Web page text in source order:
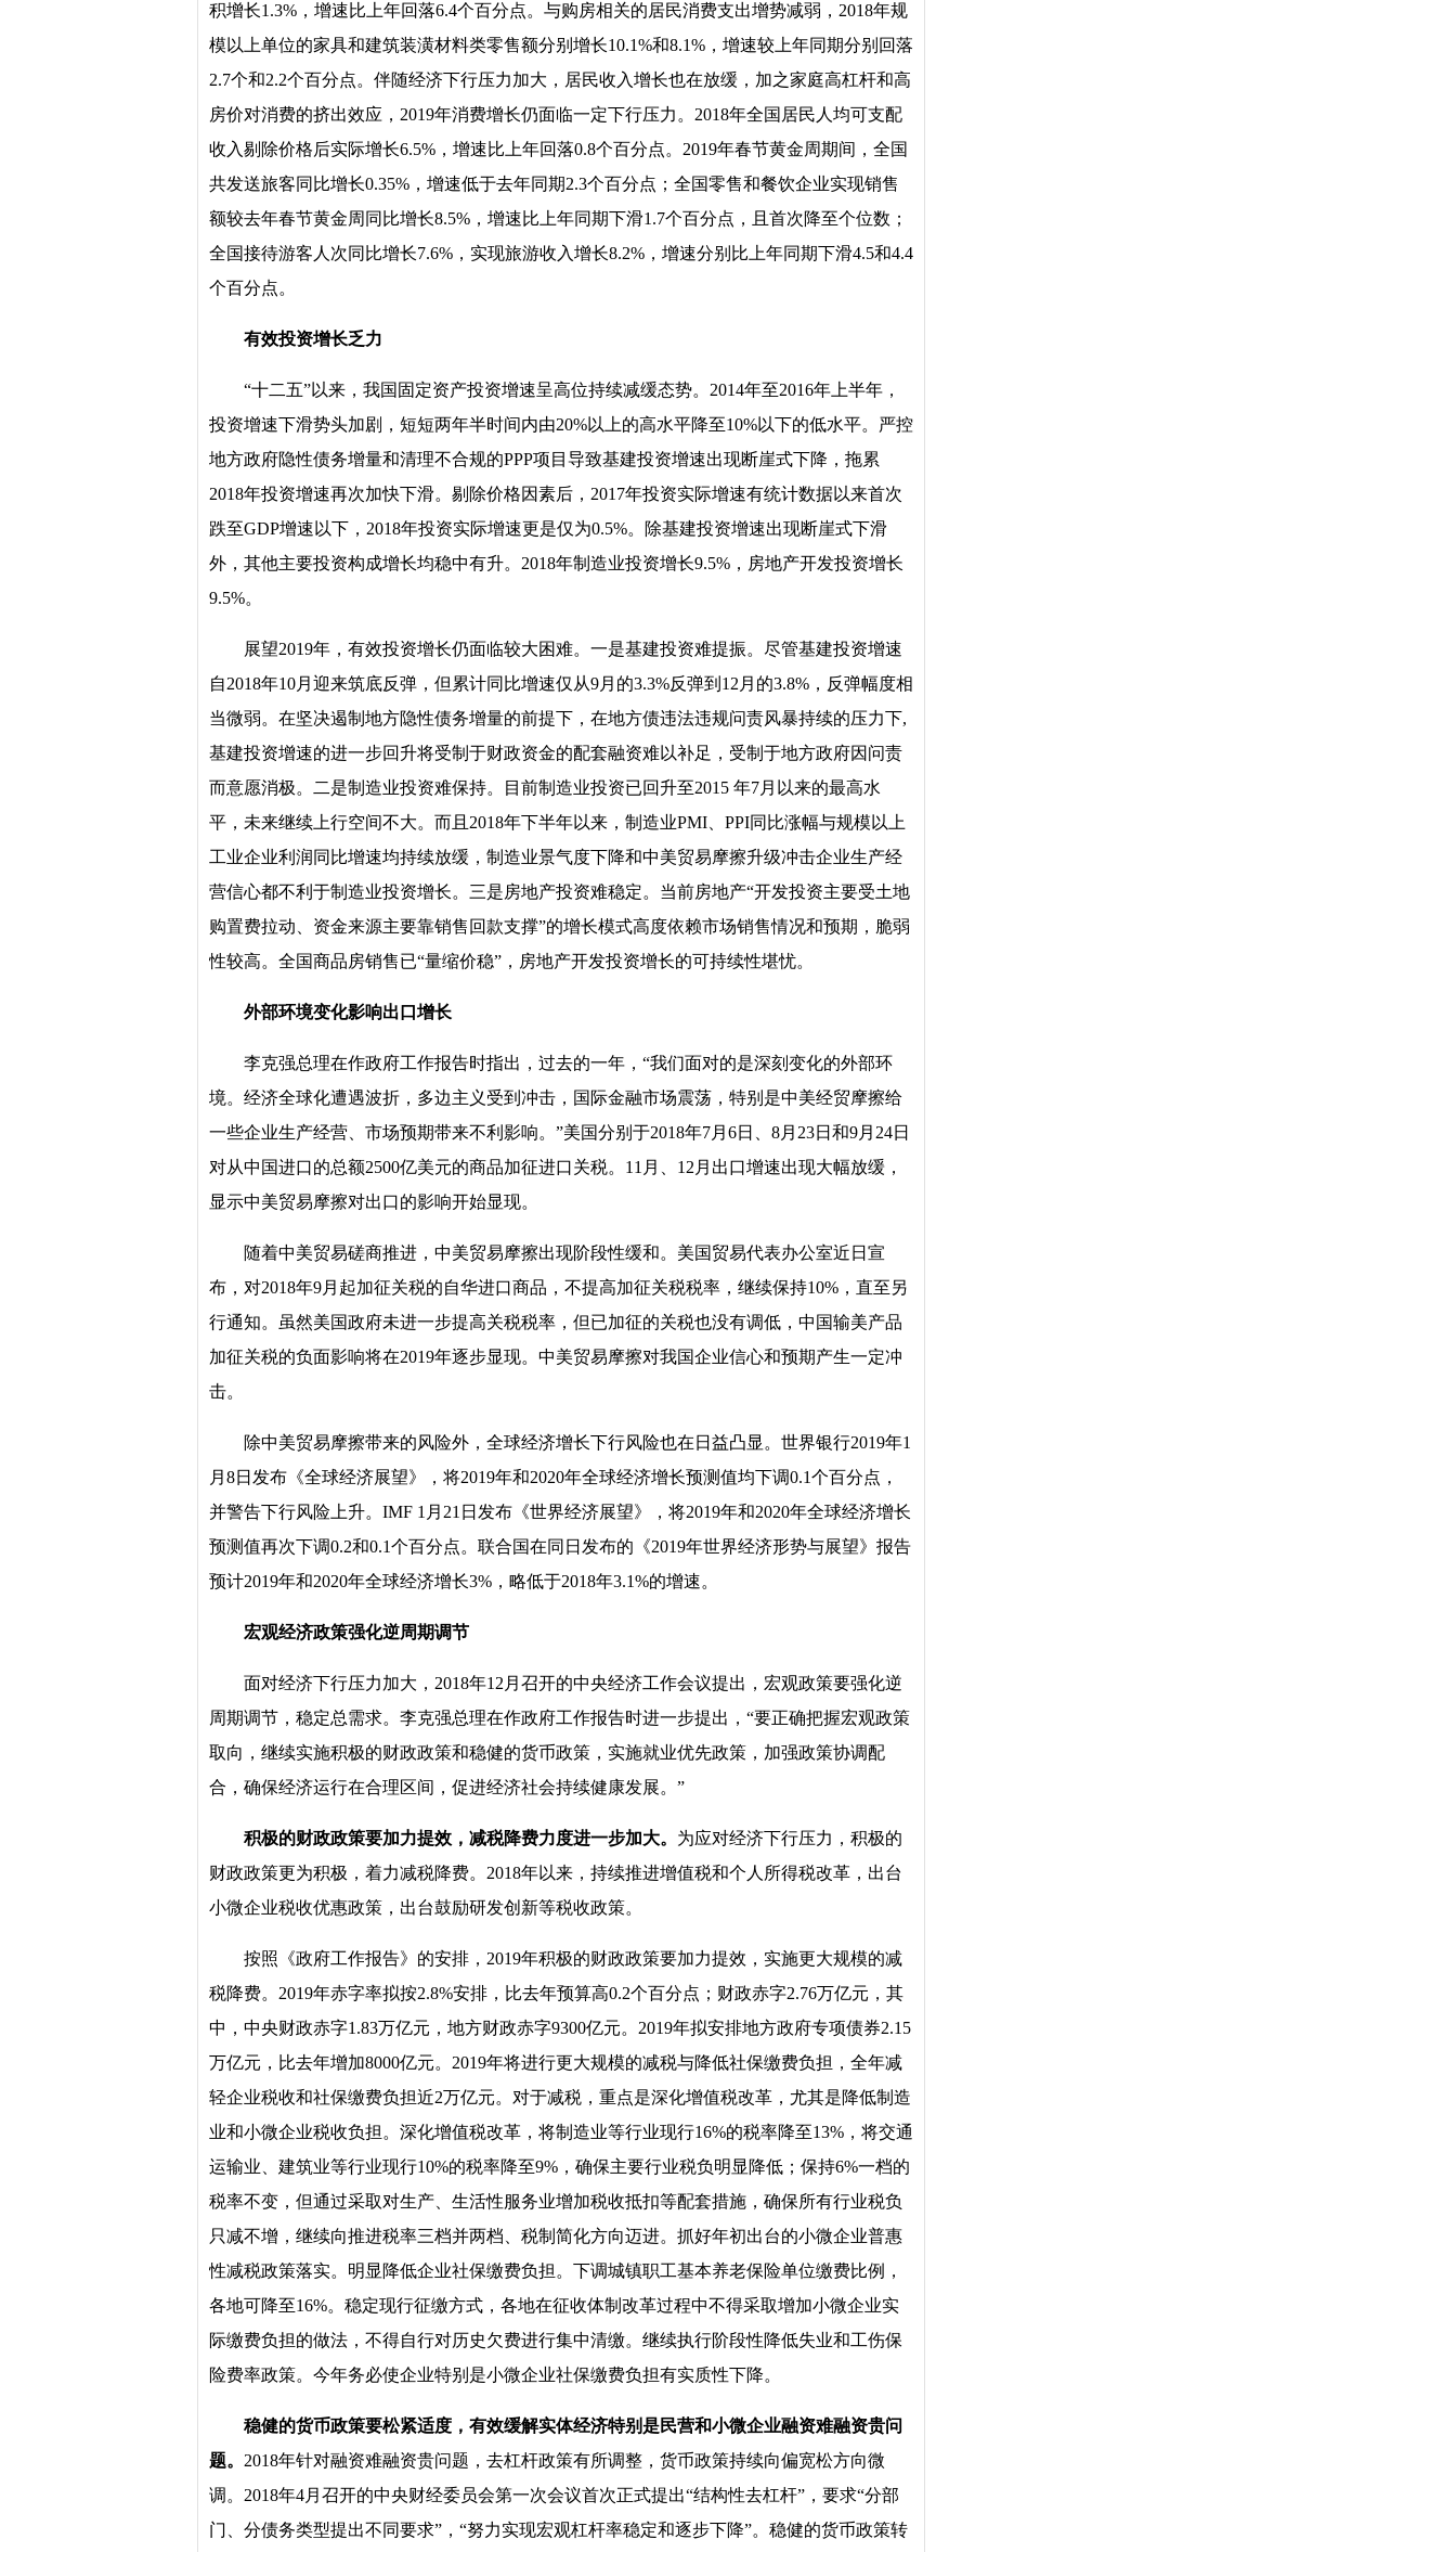
积增长1.3%，增速比上年回落6.4个百分点。与购房相关的居民消费支出增势减弱，2018年规
模以上单位的家具和建筑装潢材料类零售额分别增长10.1%和8.1%，增速较上年同期分别回落
2.7个和2.2个百分点。伴随经济下行压力加大，居民收入增长也在放缓，加之家庭高杠杆和高
房价对消费的挤出效应，2019年消费增长仍面临一定下行压力。2018年全国居民人均可支配
收入剔除价格后实际增长6.5%，增速比上年回落0.8个百分点。2019年春节黄金周期间，全国
共发送旅客同比增长0.35%，增速低于去年同期2.3个百分点；全国零售和餐饮企业实现销售
额较去年春节黄金周同比增长8.5%，增速比上年同期下滑1.7个百分点，且首次降至个位数；
全国接待游客人次同比增长7.6%，实现旅游收入增长8.2%，增速分别比上年同期下滑4.5和4.4
个百分点。
有效投资增长乏力
“十二五”以来，我国固定资产投资增速呈高位持续减缓态势。2014年至2016年上半年，
投资增速下滑势头加剧，短短两年半时间内由20%以上的高水平降至10%以下的低水平。严控
地方政府隐性债务增量和清理不合规的PPP项目导致基建投资增速出现断崖式下降，拖累
2018年投资增速再次加快下滑。剔除价格因素后，2017年投资实际增速有统计数据以来首次
跌至GDP增速以下，2018年投资实际增速更是仅为0.5%。除基建投资增速出现断崖式下滑
外，其他主要投资构成增长均稳中有升。2018年制造业投资增长9.5%，房地产开发投资增长
9.5%。
展望2019年，有效投资增长仍面临较大困难。一是基建投资难提振。尽管基建投资增速
自2018年10月迎来筑底反弹，但累计同比增速仅从9月的3.3%反弹到12月的3.8%，反弹幅度相
当微弱。在坚决遏制地方隐性债务增量的前提下，在地方债违法违规问责风暴持续的压力下,
基建投资增速的进一步回升将受制于财政资金的配套融资难以补足，受制于地方政府因问责
而意愿消极。二是制造业投资难保持。目前制造业投资已回升至2015 年7月以来的最高水
平，未来继续上行空间不大。而且2018年下半年以来，制造业PMI、PPI同比涨幅与规模以上
工业企业利润同比增速均持续放缓，制造业景气度下降和中美贸易摩擦升级冲击企业生产经
营信心都不利于制造业投资增长。三是房地产投资难稳定。当前房地产“开发投资主要受土地
购置费拉动、资金来源主要靠销售回款支撑”的增长模式高度依赖市场销售情况和预期，脆弱
性较高。全国商品房销售已“量缩价稳”，房地产开发投资增长的可持续性堪忧。
外部环境变化影响出口增长
李克强总理在作政府工作报告时指出，过去的一年，“我们面对的是深刻变化的外部环
境。经济全球化遭遇波折，多边主义受到冲击，国际金融市场震荡，特别是中美经贸摩擦给
一些企业生产经营、市场预期带来不利影响。”美国分别于2018年7月6日、8月23日和9月24日
对从中国进口的总额2500亿美元的商品加征进口关税。11月、12月出口增速出现大幅放缓，
显示中美贸易摩擦对出口的影响开始显现。
随着中美贸易磋商推进，中美贸易摩擦出现阶段性缓和。美国贸易代表办公室近日宣
布，对2018年9月起加征关税的自华进口商品，不提高加征关税税率，继续保持10%，直至另
行通知。虽然美国政府未进一步提高关税税率，但已加征的关税也没有调低，中国输美产品
加征关税的负面影响将在2019年逐步显现。中美贸易摩擦对我国企业信心和预期产生一定冲
击。
除中美贸易摩擦带来的风险外，全球经济增长下行风险也在日益凸显。世界银行2019年1
月8日发布《全球经济展望》，将2019年和2020年全球经济增长预测值均下调0.1个百分点，
并警告下行风险上升。IMF 1月21日发布《世界经济展望》，将2019年和2020年全球经济增长
预测值再次下调0.2和0.1个百分点。联合国在同日发布的《2019年世界经济形势与展望》报告
预计2019年和2020年全球经济增长3%，略低于2018年3.1%的增速。
宏观经济政策强化逆周期调节
面对经济下行压力加大，2018年12月召开的中央经济工作会议提出，宏观政策要强化逆
周期调节，稳定总需求。李克强总理在作政府工作报告时进一步提出，“要正确把握宏观政策
取向，继续实施积极的财政政策和稳健的货币政策，实施就业优先政策，加强政策协调配
合，确保经济运行在合理区间，促进经济社会持续健康发展。”
积极的财政政策要加力提效，减税降费力度进一步加大。 为应对经济下行压力，积极的
财政政策更为积极，着力减税降费。2018年以来，持续推进增值税和个人所得税改革，出台
小微企业税收优惠政策，出台鼓励研发创新等税收政策。
按照《政府工作报告》的安排，2019年积极的财政政策要加力提效，实施更大规模的减
税降费。2019年赤字率拟按2.8%安排，比去年预算高0.2个百分点；财政赤字2.76万亿元，其
中，中央财政赤字1.83万亿元，地方财政赤字9300亿元。2019年拟安排地方政府专项债券2.15
万亿元，比去年增加8000亿元。2019年将进行更大规模的减税与降低社保缴费负担，全年减
轻企业税收和社保缴费负担近2万亿元。对于减税，重点是深化增值税改革，尤其是降低制造
业和小微企业税收负担。深化增值税改革，将制造业等行业现行16%的税率降至13%，将交通
运输业、建筑业等行业现行10%的税率降至9%，确保主要行业税负明显降低；保持6%一档的
税率不变，但通过采取对生产、生活性服务业增加税收抵扣等配套措施，确保所有行业税负
只减不增，继续向推进税率三档并两档、税制简化方向迈进。抓好年初出台的小微企业普惠
性减税政策落实。明显降低企业社保缴费负担。下调城镇职工基本养老保险单位缴费比例，
各地可降至16%。稳定现行征缴方式，各地在征收体制改革过程中不得采取增加小微企业实
际缴费负担的做法，不得自行对历史欠费进行集中清缴。继续执行阶段性降低失业和工伤保
险费率政策。今年务必使企业特别是小微企业社保缴费负担有实质性下降。
稳健的货币政策要松紧适度，有效缓解实体经济特别是民营和小微企业融资难融资贵问
题。 2018年针对融资难融资贵问题，去杠杆政策有所调整，货币政策持续向偏宽松方向微
调。2018年4月召开的中央财经委员会第一次会议首次正式提出“结构性去杠杆”，要求“分部
门、分债务类型提出不同要求”，“努力实现宏观杠杆率稳定和逐步下降”。稳健的货币政策转